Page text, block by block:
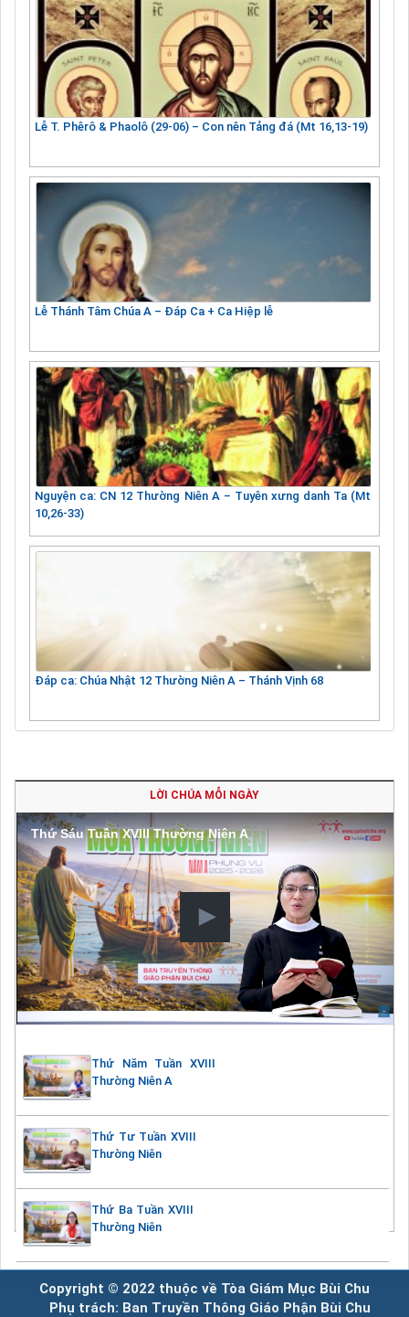
Lễ T. Phêrô & Phaolô (29-06) – Con nên Tảng đá (Mt 16,13-19)
Lễ Thánh Tâm Chúa A – Đáp Ca + Ca Hiệp lễ
Nguyện ca: CN 12 Thường Niên A – Tuyên xưng danh Ta (Mt
10,26-33)
Đáp ca: Chúa Nhật 12 Thường Niên A – Thánh Vịnh 68
LỜI CHÚA MỖI NGÀY
Thứ Sáu Tuần XVIII Thường Niên A
Thứ Năm Tuần XVIII
Thường Niên A
Thứ Tư Tuần XVIII
Thường Niên
Thứ Ba Tuần XVIII
Thường Niên
Copyright © 2022 thuộc về Tòa Giám Mục Bùi Chu
Phụ trách: Ban Truyền Thông Giáo Phận Bùi Chu